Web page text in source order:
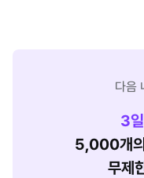
다음
3
5,000개의
무제